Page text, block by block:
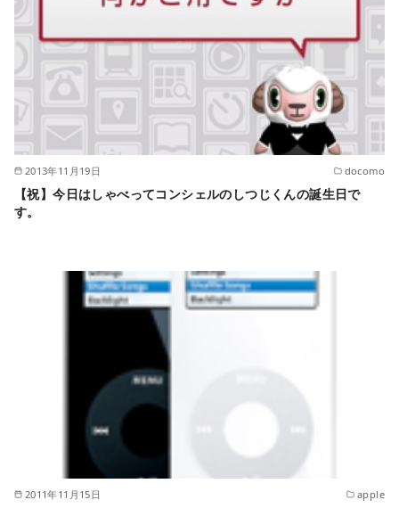
2013年11月19日 docomo
【祝】今日はしゃべってコンシェルのしつじくんの誕生日で
す。
2011年11月15日 apple